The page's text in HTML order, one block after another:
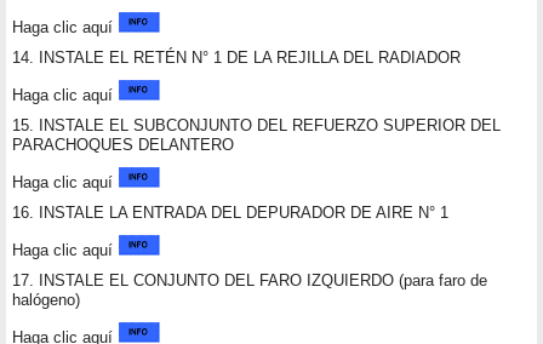
Haga clic aquí
14. INSTALE EL RETÉN N° 1 DE LA REJILLA DEL RADIADOR
Haga clic aquí
15. INSTALE EL SUBCONJUNTO DEL REFUERZO SUPERIOR DEL
PARACHOQUES DELANTERO
Haga clic aquí
16. INSTALE LA ENTRADA DEL DEPURADOR DE AIRE N° 1
Haga clic aquí
17. INSTALE EL CONJUNTO DEL FARO IZQUIERDO (para faro de
halógeno)
Haga clic aquí